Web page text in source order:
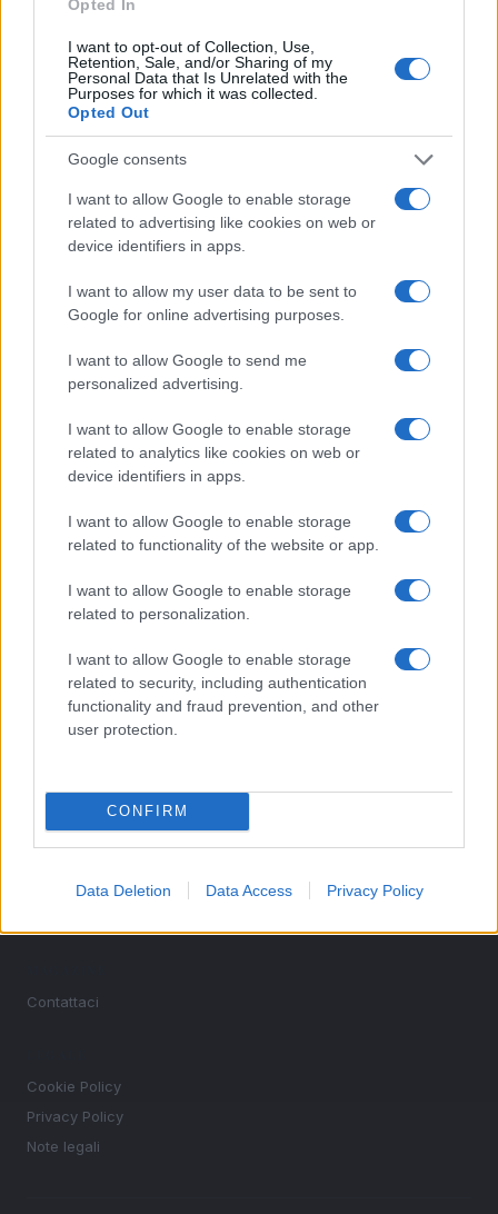
Opted In
I want to opt-out of Collection, Use,
Retention, Sale, and/or Sharing of my
Personal Data that Is Unrelated with the
Purposes for which it was collected.
Opted Out
Google consents
I want to allow Google to enable storage
related to advertising like cookies on web or
device identifiers in apps.
I want to allow my user data to be sent to
Google for online advertising purposes.
I want to allow Google to send me
personalized advertising.
I want to allow Google to enable storage
related to analytics like cookies on web or
device identifiers in apps.
I want to allow Google to enable storage
related to functionality of the website or app.
I want to allow Google to enable storage
related to personalization.
I want to allow Google to enable storage
related to security, including authentication
functionality and fraud prevention, and other
user protection.
CONFIRM
Data Deletion Data Access Privacy Policy
TOP IN BOLZANO
Tribunale di Bolzano: 20 offerte per la sede provvisoria
e le cause del crollo
Demografia e inflazione a Bolzano: numeri e tendenze
del 2026
OBI di Merano
Le migliori offerte, sconti e coupon. Guide shopping,
orari negozi e viaggi convenienti.
Guide shopping
Orari di Apertura Negozi
Viaggi e Vacanze
Contattaci
Cookie Policy
Privacy Policy
Note legali